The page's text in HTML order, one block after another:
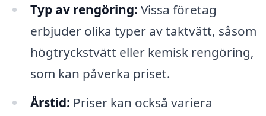
Typ av rengöring: Vissa företag
erbjuder olika typer av taktvätt, såsom
högtryckstvätt eller kemisk rengöring,
som kan påverka priset.
Årstid: Priser kan också variera